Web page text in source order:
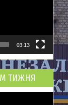
03:13
ТИЖНЯ